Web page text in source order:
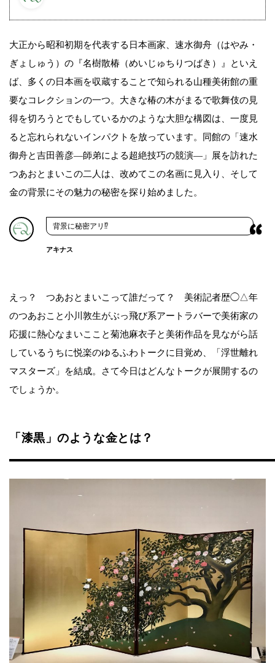
大正から昭和初期を代表する日本画家、速水御舟（はやみ・
ぎょしゅう）の『名樹散椿（めいじゅちりつばき）』といえ
ば、多くの日本画を収蔵することで知られる山種美術館の重
要なコレクションの一つ。大きな椿の木がまるで歌舞伎の見
得を切ろうとでもしているかのような大胆な構図は、一度見
ると忘れられないインパクトを放っています。同館の「速水
御舟と吉田善彦―師弟による超絶技巧の競演―」展を訪れた
つあおとまいこの二人は、改めてこの名画に見入り、そして
金の背景にその魅力の秘密を探り始めました。
背景に秘密アリ⁉︎
アキナス
えっ？ つあおとまいこって誰だって？ 美術記者歴◯△年
のつあおこと小川敦生がぶっ飛び系アートラバーで美術家の
応援に熱心なまいここと菊池麻衣子と美術作品を見ながら話
しているうちに悦楽のゆるふわトークに目覚め、「浮世離れ
マスターズ」を結成。さて今日はどんなトークが展開するの
でしょうか。
「漆黒」のような金とは？